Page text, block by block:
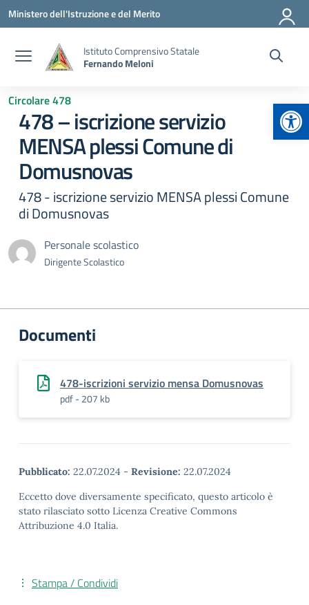
Vai ai contenuti
Vai al menu di navigazione
Vai al footer
Ministero dell'Istruzione e del Merito
Istituto Comprensivo Statale
Fernando Meloni
Circolare 478
478 – iscrizione servizio
MENSA plessi Comune di
Domusnovas
478 - iscrizione servizio MENSA plessi Comune
di Domusnovas
Personale scolastico
Dirigente Scolastico
Documenti
478-iscrizioni servizio mensa Domusnovas
pdf - 207 kb
Pubblicato: 22.07.2024 - Revisione: 22.07.2024
Eccetto dove diversamente specificato, questo articolo è
stato rilasciato sotto Licenza Creative Commons
Attribuzione 4.0 Italia.
Stampa / Condividi